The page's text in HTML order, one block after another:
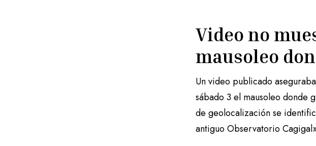
Video no
mausoleo
Un video publicado
sábado 3 el mausoleo donde
de geolocalización se
antiguo Observatorio